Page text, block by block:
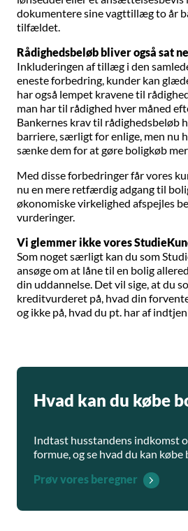
dokumentere sine vagttillæg to år
tilfældet.
Rådighedsbeløb bliver også sat
Inkluderingen af tillæg i den
eneste forbedring, kunder kan
har også lempet kravene til
man har til rådighed hver måned
Bankernes krav til rådighedsbeløb
barriere, særligt for enlige, men nu
sænke dem for at gøre boligkøb
Med disse forbedringer får vores
nu en mere retfærdig adgang til
økonomiske virkelighed afspejles
vurderinger.
Vi glemmer ikke vores
Som noget særligt kan du som
ansøge om at låne til en bolig
din uddannelse. Det vil sige, at du
kreditvurderet på, hvad din
og ikke på, hvad du pt. har af
Hvad kan du købe
Indtast husstandens indkomst
formue, og se hvad du kan købe
Prøv vores beregner